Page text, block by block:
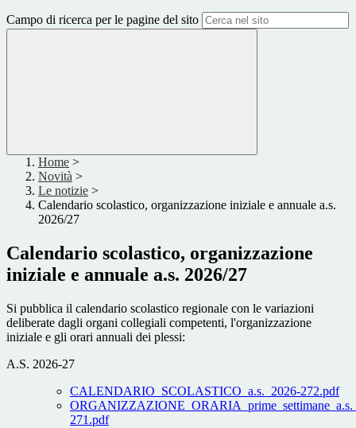
Campo di ricerca per le pagine del sito
Home >
Novità >
Le notizie >
Calendario scolastico, organizzazione iniziale e annuale a.s.
2026/27
Calendario scolastico, organizzazione
iniziale e annuale a.s. 2026/27
Si pubblica il calendario scolastico regionale con le variazioni
deliberate dagli organi collegiali competenti, l'organizzazione
iniziale e gli orari annuali dei plessi:
A.S. 2026-27
CALENDARIO_SCOLASTICO_a.s._2026-272.pdf
271.pdf